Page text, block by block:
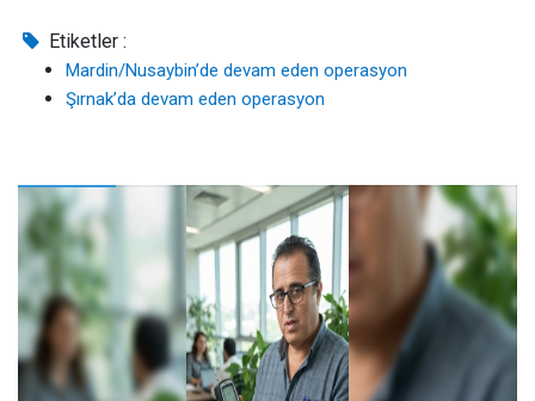
Etiketler :
Mardin/Nusaybin’de devam eden operasyon
Şırnak’da devam eden operasyon